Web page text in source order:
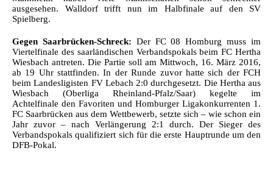
ausgesehen. Walldorf trifft nun im Halbfinale auf den SV
Spielberg.
Gegen Saarbrücken-Schreck: Der FC 08 Homburg muss im
Viertelfinale des saarländischen Verbandspokals beim FC Hertha
Wiesbach antreten. Die Partie soll am Mittwoch, 16. März 2016,
ab 19 Uhr stattfinden. In der Runde zuvor hatte sich der FCH
beim Landesligisten FV Lebach 2:0 durchgesetzt. Die Hertha aus
Wiesbach (Oberliga Rheinland-Pfalz/Saar) kegelte im
Achtelfinale den Favoriten und Homburger Ligakonkurrenten 1.
FC Saarbrücken aus dem Wettbewerb, setzte sich – wie schon ein
Jahr zuvor – nach Verlängerung 2:1 durch. Der Sieger des
Verbandspokals qualifiziert sich für die erste Hauptrunde um den
DFB-Pokal.